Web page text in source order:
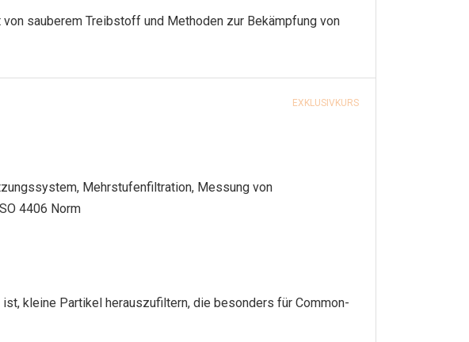
sauberem Treibstoff und Methoden zur Bekämpfung von
EXKLUSIVKURS
Mehrstufenfiltration, Messung von
4406 Norm
kleine Partikel herauszufiltern, die besonders für Common-